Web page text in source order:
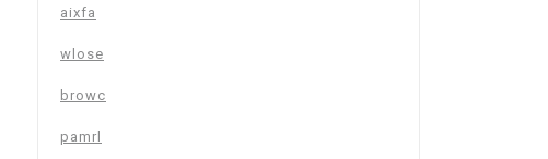
aixfa
wlose
browc
pamrl